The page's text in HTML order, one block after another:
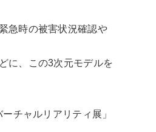
急時の被害状況確認や
に、この3次元モデルを
チャルリアリティ展」